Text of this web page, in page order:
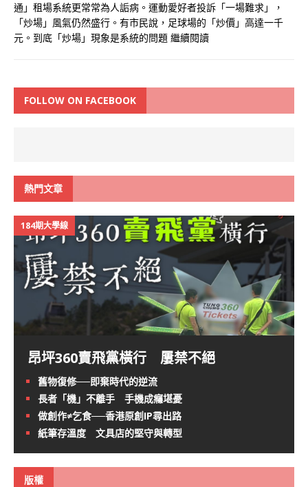
通」租場系統更常常為人詬病。運動愛好者投訴「一場難求」，
「炒場」風氣仍然盛行。有市民說，足球場的「炒價」高達一千
元。到底「炒場」現象是系統的問題 繼續閱讀
FOLLOW ON FACEBOOK
熱門文章
184期大學線
昂坪360賣飛黨橫行 屢禁不絕
舊物復修──即棄時代的逆流
長者「機」不離手 手機成癮堪憂
做創作≠乞食──香港原創IP尋出路
紙筆存溫度 文具店的堅守與轉型
版權